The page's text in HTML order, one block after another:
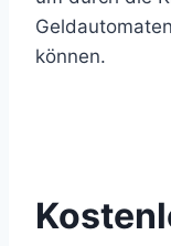
können.